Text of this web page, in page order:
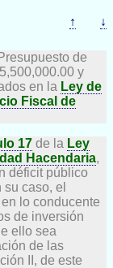
↑ ↓
de
y
en la Ley de
Fiscal de
17 de la Ley
Hacendaria,
déficit público
caso, el
lo conducente
de inversión
ello sea
de las
II, de este